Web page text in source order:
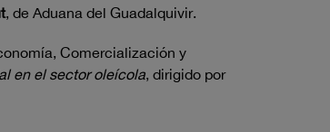
, de Aduana del Guadalquivir.
Comercialización y
en el sector oleícola, dirigido por